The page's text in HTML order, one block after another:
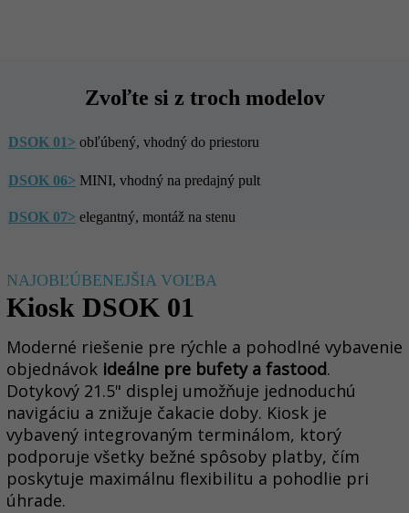
Zvoľte si z troch modelov
DSOK 01> obľúbený, vhodný do priestoru
DSOK 06> MINI, vhodný na predajný pult
DSOK 07> elegantný, montáž na stenu
NAJOBĽÚBENEJŠIA VOĽBA
Kiosk DSOK 01
Moderné riešenie pre rýchle a pohodlné vybavenie
objednávok ideálne pre bufety a fastood.
Dotykový 21.5" displej umožňuje jednoduchú
navigáciu a znižuje čakacie doby. Kiosk je
vybavený integrovaným terminálom, ktorý
podporuje všetky bežné spôsoby platby, čím
poskytuje maximálnu flexibilitu a pohodlie pri
úhrade.